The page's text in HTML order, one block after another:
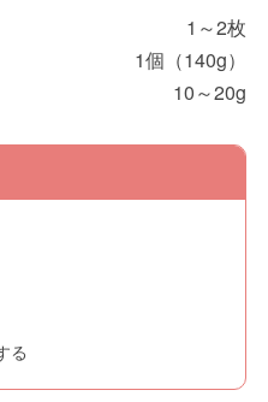
1～2枚
1個（140g）
10～20g
る